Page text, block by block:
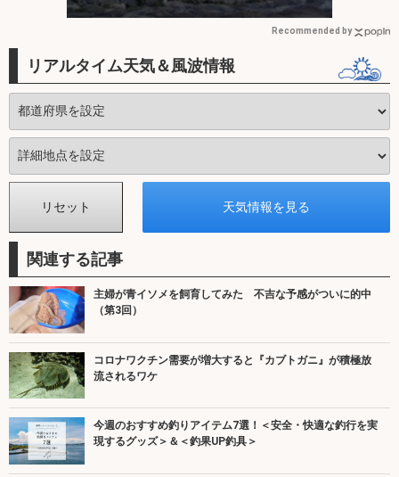
とう
Recommended by
リアルタイム天気＆風波情報
関連する記事
主婦が青イソメを飼育してみた 不吉な予感がついに的中
（第3回）
コロナワクチン需要が増大すると『カブトガニ』が積極放
流されるワケ
今週のおすすめ釣りアイテム7選！＜安全・快適な釣行を実
現するグッズ＞＆＜釣果UP釣具＞